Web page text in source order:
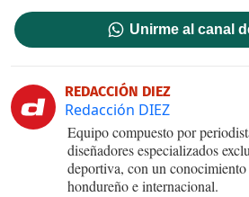
Unirme al canal
REDACCIÓN DIEZ
Redacción DIEZ
Equipo compuesto por
diseñadores especializados
deportiva, con un
hondureño e internacional.